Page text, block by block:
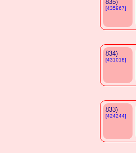
835)
[435967]
834)
[431018]
833)
[424244]